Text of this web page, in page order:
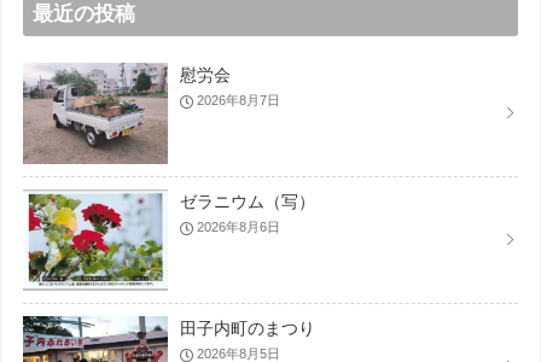
最近の投稿
慰労会
2026年8月7日
ゼラニウム（写）
2026年8月6日
田子内町のまつり
2026年8月5日